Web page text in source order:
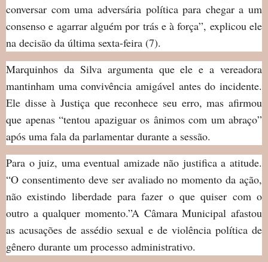
conversar com uma adversária política para chegar a um
consenso e agarrar alguém por trás e à força”, explicou ele
na decisão da última sexta-feira (7).
Marquinhos da Silva argumenta que ele e a vereadora
mantinham uma convivência amigável antes do incidente.
Ele disse à Justiça que reconhece seu erro, mas afirmou
que apenas “tentou apaziguar os ânimos com um abraço”
após uma fala da parlamentar durante a sessão.
Para o juiz, uma eventual amizade não justifica a atitude.
“O consentimento deve ser avaliado no momento da ação,
não existindo liberdade para fazer o que quiser com o
outro a qualquer momento.”A Câmara Municipal afastou
as acusações de assédio sexual e de violência política de
gênero durante um processo administrativo.